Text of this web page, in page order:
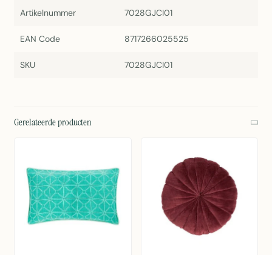
Artikelnummer 7028GJCI01
EAN Code 8717266025525
SKU 7028GJCI01
Gerelateerde producten